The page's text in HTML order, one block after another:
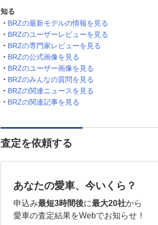
知る
BRZの最新モデルの情報を見る
BRZのユーザーレビューを見る
BRZの専門家レビューを見る
BRZの公式画像を見る
BRZのユーザー画像を見る
BRZのみんなの質問を見る
BRZの関連ニュースを見る
BRZの関連記事を見る
査定を依頼する
あなたの愛車、今いくら？
申込み最短3時間後に最大20社から
愛車の査定結果をWebでお知らせ！